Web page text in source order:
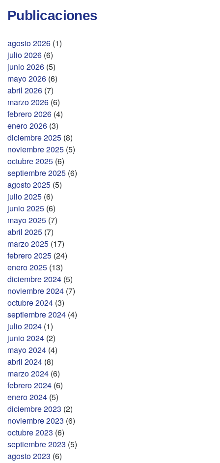
Publicaciones
agosto 2026 (1)
julio 2026 (6)
junio 2026 (5)
mayo 2026 (6)
abril 2026 (7)
marzo 2026 (6)
febrero 2026 (4)
enero 2026 (3)
diciembre 2025 (8)
noviembre 2025 (5)
octubre 2025 (6)
septiembre 2025 (6)
agosto 2025 (5)
julio 2025 (6)
junio 2025 (6)
mayo 2025 (7)
abril 2025 (7)
marzo 2025 (17)
febrero 2025 (24)
enero 2025 (13)
diciembre 2024 (5)
noviembre 2024 (7)
octubre 2024 (3)
septiembre 2024 (4)
julio 2024 (1)
junio 2024 (2)
mayo 2024 (4)
abril 2024 (8)
marzo 2024 (6)
febrero 2024 (6)
enero 2024 (5)
diciembre 2023 (2)
noviembre 2023 (6)
octubre 2023 (6)
septiembre 2023 (5)
agosto 2023 (6)